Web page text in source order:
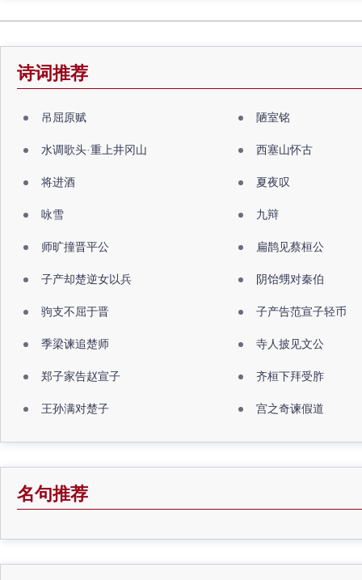
诗词推荐
吊屈原赋 陋室铭
水调歌头·重上井冈山 西塞山怀古
将进酒 夏夜叹
咏雪 九辩
师旷撞晋平公 扁鹊见蔡桓公
子产却楚逆女以兵 阴饴甥对秦伯
驹支不屈于晋 子产告范宣子轻币
季梁谏追楚师 寺人披见文公
郑子家告赵宣子 齐桓下拜受胙
王孙满对楚子 宫之奇谏假道
名句推荐